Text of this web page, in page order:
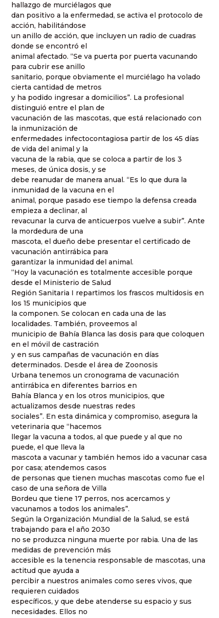
hallazgo de murciélagos que
dan positivo a la enfermedad, se activa el protocolo de
acción, habilitándose
un anillo de acción, que incluyen un radio de cuadras
donde se encontró el
animal afectado. “Se va puerta por puerta vacunando
para cubrir ese anillo
sanitario, porque obviamente el murciélago ha volado
cierta cantidad de metros
y ha podido ingresar a domicilios”. La profesional
distinguió entre el plan de
vacunación de las mascotas, que está relacionado con
la inmunización de
enfermedades infectocontagiosa partir de los 45 días
de vida del animal y la
vacuna de la rabia, que se coloca a partir de los 3
meses, de única dosis, y se
debe reanudar de manera anual. “Es lo que dura la
inmunidad de la vacuna en el
animal, porque pasado ese tiempo la defensa creada
empieza a declinar, al
revacunar la curva de anticuerpos vuelve a subir”. Ante
la mordedura de una
mascota, el dueño debe presentar el certificado de
vacunación antirrábica para
garantizar la inmunidad del animal.
“Hoy la vacunación es totalmente accesible porque
desde el Ministerio de Salud
Región Sanitaria I repartimos los frascos multidosis en
los 15 municipios que
la componen. Se colocan en cada una de las
localidades. También, proveemos al
municipio de Bahía Blanca las dosis para que coloquen
en el móvil de castración
y en sus campañas de vacunación en días
determinados. Desde el área de Zoonosis
Urbana tenemos un cronograma de vacunación
antirrábica en diferentes barrios en
Bahía Blanca y en los otros municipios, que
actualizamos desde nuestras redes
sociales”. En esta dinámica y compromiso, asegura la
veterinaria que “hacemos
llegar la vacuna a todos, al que puede y al que no
puede, el que lleva la
mascota a vacunar y también hemos ido a vacunar casa
por casa; atendemos casos
de personas que tienen muchas mascotas como fue el
caso de una señora de Villa
Bordeu que tiene 17 perros, nos acercamos y
vacunamos a todos los animales”.
Según la Organización Mundial de la Salud, se está
trabajando para el año 2030
no se produzca ninguna muerte por rabia. Una de las
medidas de prevención más
accesible es la tenencia responsable de mascotas, una
actitud que ayuda a
percibir a nuestros animales como seres vivos, que
requieren cuidados
específicos, y que debe atenderse su espacio y sus
necesidades. Ellos no